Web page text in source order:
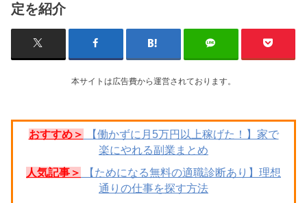
定を紹介
本サイトは広告費から運営されております。
おすすめ＞
【働かずに月5万円以上稼げた！】家で
楽にやれる副業まとめ
人気記事＞
【ためになる無料の適職診断あり】理想
通りの仕事を探す方法